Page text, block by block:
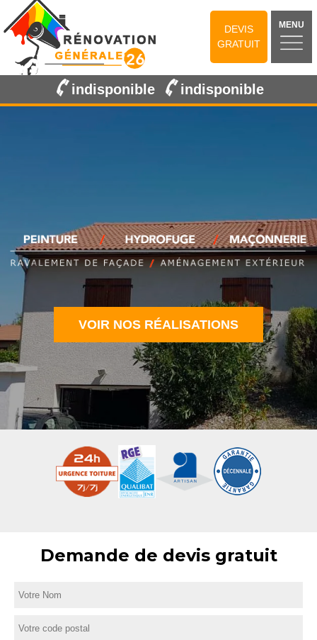
DEVIS
GRATUIT
MENU
indisponible indisponible
VOIR NOS RÉALISATIONS
Demande de devis gratuit